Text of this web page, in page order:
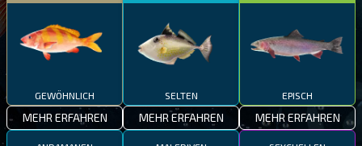
GEWÖHNLICH
MEHR ERFAHREN
SELTEN
MEHR ERFAHREN
EPISCH
MEHR ERFAHREN